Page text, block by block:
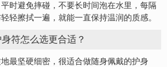
时避免摔碰，不要长时间泡在水里，每隔
轻擦拭一遍，就能一直保持温润的质感。
符怎么选更合适？
地最坚硬细密，很适合做随身佩戴的护身